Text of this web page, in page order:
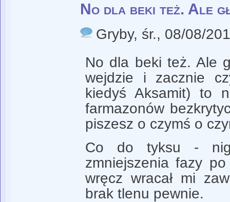
No dla beki też. Ale
Gryby, śr., 08/08/
No dla beki też. Ale
wejdzie i zacznie
kiedyś Aksamit) to
farmazonów
piszesz o czymś o
Co do tyksu -
zmniejszenia fazy
wręcz wracał mi
brak tlenu pewnie.